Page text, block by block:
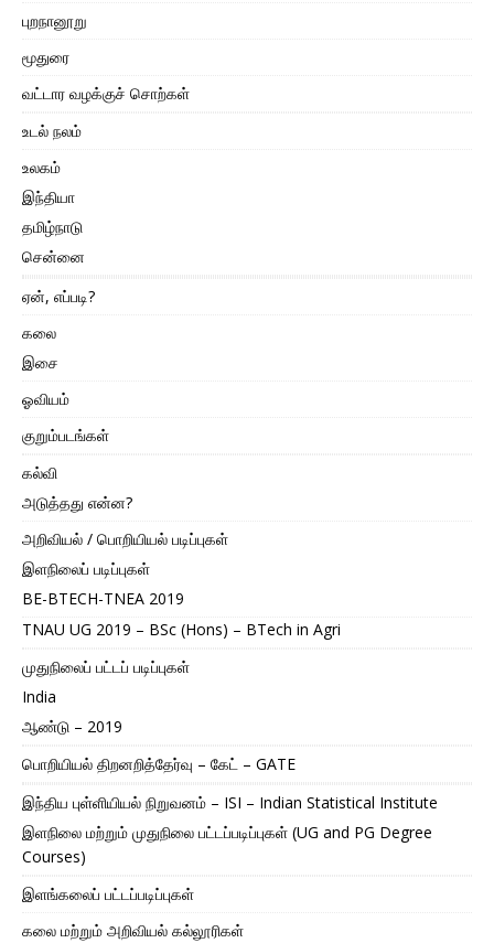
புறநானூறு
மூதுரை
வட்டார வழக்குச் சொற்கள்
உடல் நலம்
உலகம்
இந்தியா
தமிழ்நாடு
சென்னை
ஏன், எப்படி?
கலை
இசை
ஓவியம்
குறும்படங்கள்
கல்வி
அடுத்தது என்ன?
அறிவியல் / பொறியியல் படிப்புகள்
இளநிலைப் படிப்புகள்
BE-BTECH-TNEA 2019
TNAU UG 2019 – BSc (Hons) – BTech in Agri
முதுநிலைப் பட்டப் படிப்புகள்
India
ஆண்டு – 2019
பொறியியல் திறனறித்தேர்வு – கேட் – GATE
இந்திய புள்ளியியல் நிறுவனம் – ISI – Indian Statistical Institute
இளநிலை மற்றும் முதுநிலை பட்டப்படிப்புகள் (UG and PG Degree
Courses)
இளங்கலைப் பட்டப்படிப்புகள்
கலை மற்றும் அறிவியல் கல்லூரிகள்